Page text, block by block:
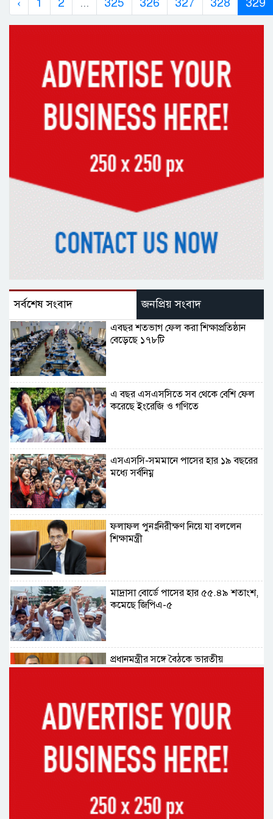
সর্বশেষ সংবাদ জনপ্রিয় সংবাদ
এবছর শতভাগ ফেল করা শিক্ষাপ্রতিষ্ঠান
বেড়েছে ১৭৮টি
এ বছর এসএসসিতে সব থেকে বেশি ফেল
করেছে ইংরেজি ও গণিতে
এসএসসি-সমমানে পাসের হার ১৯ বছরের
মধ্যে সর্বনিম্ন
ফলাফল পুনঃনিরীক্ষণ নিয়ে যা বললেন
শিক্ষামন্ত্রী
মাদ্রাসা বোর্ডে পাসের হার ৫৫.৪৯ শতাংশ,
কমেছে জিপিএ-৫
প্রধানমন্ত্রীর সঙ্গে বৈঠকে ভারতীয়
২৯ কারিগরি শিক্ষাপ্রতিষ্ঠানের কোনো